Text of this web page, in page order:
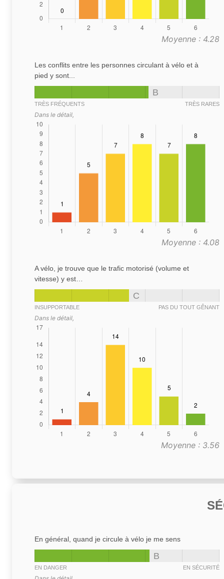
Moyenne : 4.28
Les conflits entre les personnes circulant à vélo et à
pied y sont...
B
TRÈS FRÉQUENTS TRÈS RARES
Dans le détail,
Moyenne : 4.08
A vélo, je trouve que le trafic motorisé (volume et
vitesse) y est…
C
INSUPPORTABLE PAS DU TOUT GÊNANT
Dans le détail,
Moyenne : 3.56
En général, quand je circule à vélo je me sens
B
EN DANGER EN SÉCURITÉ